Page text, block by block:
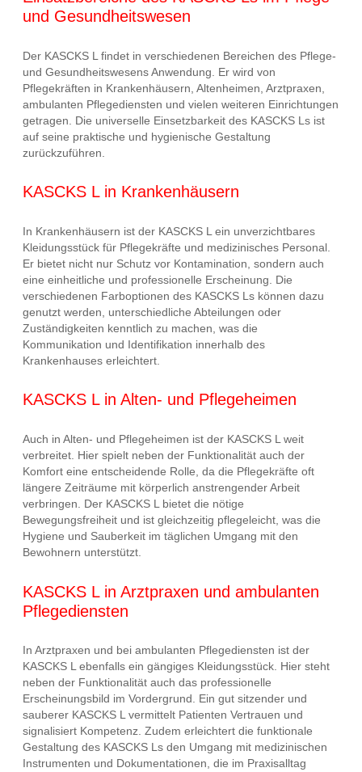
und Gesundheitswesen
Der KASCKS L findet in verschiedenen Bereichen des Pflege-
und Gesundheitswesens Anwendung. Er wird von
Pflegekräften in Krankenhäusern, Altenheimen, Arztpraxen,
ambulanten Pflegediensten und vielen weiteren Einrichtungen
getragen. Die universelle Einsetzbarkeit des KASCKS Ls ist
auf seine praktische und hygienische Gestaltung
zurückzuführen.
KASCKS L in Krankenhäusern
In Krankenhäusern ist der KASCKS L ein unverzichtbares
Kleidungsstück für Pflegekräfte und medizinisches Personal.
Er bietet nicht nur Schutz vor Kontamination, sondern auch
eine einheitliche und professionelle Erscheinung. Die
verschiedenen Farboptionen des KASCKS Ls können dazu
genutzt werden, unterschiedliche Abteilungen oder
Zuständigkeiten kenntlich zu machen, was die
Kommunikation und Identifikation innerhalb des
Krankenhauses erleichtert.
KASCKS L in Alten- und Pflegeheimen
Auch in Alten- und Pflegeheimen ist der KASCKS L weit
verbreitet. Hier spielt neben der Funktionalität auch der
Komfort eine entscheidende Rolle, da die Pflegekräfte oft
längere Zeiträume mit körperlich anstrengender Arbeit
verbringen. Der KASCKS L bietet die nötige
Bewegungsfreiheit und ist gleichzeitig pflegeleicht, was die
Hygiene und Sauberkeit im täglichen Umgang mit den
Bewohnern unterstützt.
KASCKS L in Arztpraxen und ambulanten
Pflegediensten
In Arztpraxen und bei ambulanten Pflegediensten ist der
KASCKS L ebenfalls ein gängiges Kleidungsstück. Hier steht
neben der Funktionalität auch das professionelle
Erscheinungsbild im Vordergrund. Ein gut sitzender und
sauberer KASCKS L vermittelt Patienten Vertrauen und
signalisiert Kompetenz. Zudem erleichtert die funktionale
Gestaltung des KASCKS Ls den Umgang mit medizinischen
Instrumenten und Dokumentationen, die im Praxisalltag